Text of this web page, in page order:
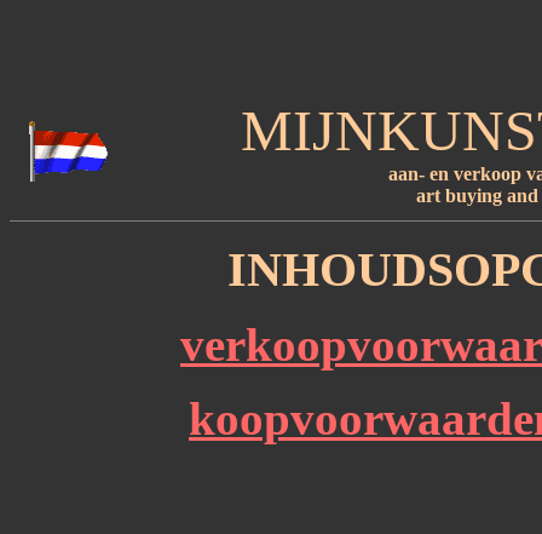
aan- en verkoop
art buying and